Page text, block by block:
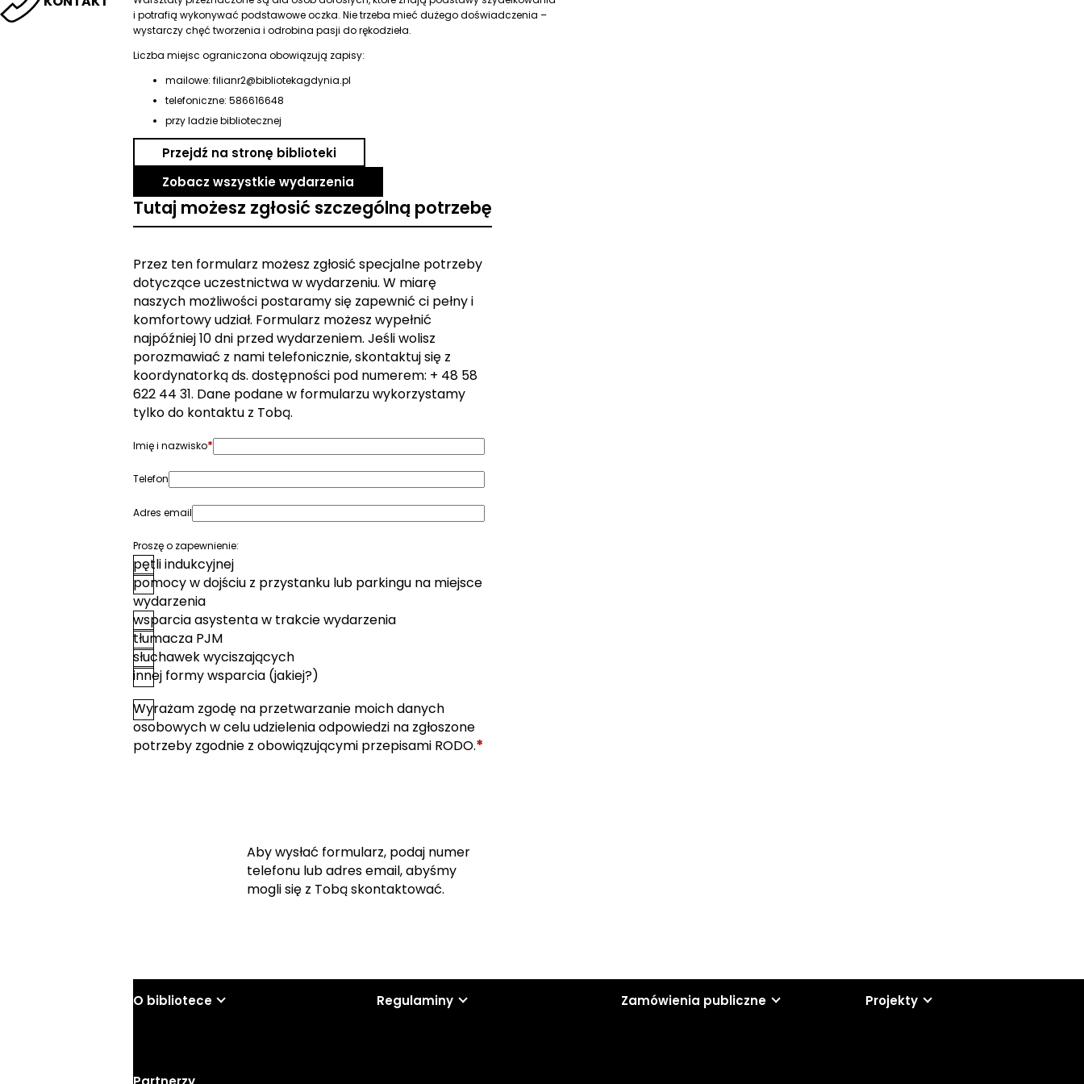
i potrafią wykonywać podstawowe oczka. Nie trzeba mieć dużego doświadczenia –
wystarczy chęć tworzenia i odrobina pasji do rękodzieła.
Liczba miejsc ograniczona obowiązują zapisy:
mailowe: filianr2@bibliotekagdynia.pl
telefoniczne: 586616648
przy ladzie bibliotecznej
Przejdź na stronę biblioteki
Zobacz wszystkie wydarzenia
Tutaj możesz zgłosić szczególną potrzebę
Przez ten formularz możesz zgłosić specjalne potrzeby
dotyczące uczestnictwa w wydarzeniu. W miarę
naszych możliwości postaramy się zapewnić ci pełny i
komfortowy udział. Formularz możesz wypełnić
najpóźniej 10 dni przed wydarzeniem. Jeśli wolisz
porozmawiać z nami telefonicznie, skontaktuj się z
koordynatorką ds. dostępności pod numerem: + 48 58
622 44 31. Dane podane w formularzu wykorzystamy
tylko do kontaktu z Tobą.
Imię i nazwisko*
Telefon
Adres email
Proszę o zapewnienie:
pętli indukcyjnej
pomocy w dojściu z przystanku lub parkingu na miejsce
wydarzenia
wsparcia asystenta w trakcie wydarzenia
tłumacza PJM
słuchawek wyciszających
innej formy wsparcia (jakiej?)
Zgoda*
Wyrażam zgodę na przetwarzanie moich danych
osobowych w celu udzielenia odpowiedzi na zgłoszone
potrzeby zgodnie z obowiązującymi przepisami RODO.*
Aby wysłać formularz, podaj numer
telefonu lub adres email, abyśmy
mogli się z Tobą skontaktować.
O bibliotece Regulaminy Zamówienia publiczne Projekty